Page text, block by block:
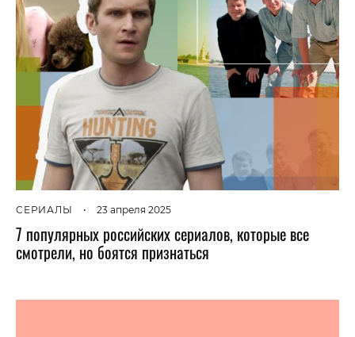
СЕРИАЛЫ • 23 апреля 2025
7 популярных российских сериалов, которые все
смотрели, но боятся признаться